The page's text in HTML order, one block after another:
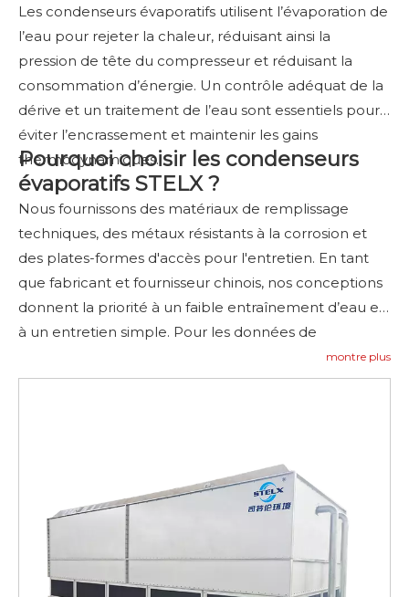
Les condenseurs évaporatifs utilisent l’évaporation de
l’eau pour rejeter la chaleur, réduisant ainsi la
pression de tête du compresseur et réduisant la
consommation d’énergie. Un contrôle adéquat de la
dérive et un traitement de l’eau sont essentiels pour
éviter l’encrassement et maintenir les gains
thermodynamiques.
Pourquoi choisir les condenseurs
évaporatifs STELX ?
Nous fournissons des matériaux de remplissage
techniques, des métaux résistants à la corrosion et
des plates-formes d'accès pour l'entretien. En tant
que fabricant et fournisseur chinois, nos conceptions
donnent la priorité à un faible entraînement d’eau et
à un entretien simple. Pour les données de
dimensionnement et de performances, consultez les
cas de référence etContactez-nousse renseigner—
montre plus